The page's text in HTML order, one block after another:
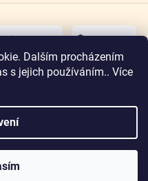
Dalším procházením
s jejich používáním.. Více
osobní
Jičín. Všechna práva